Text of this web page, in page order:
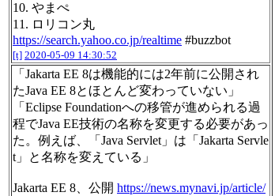
10. やまぺ
11. ロリコン丸
https://search.yahoo.co.jp/realtime #buzzbot
[t] 2020-05-09 14:30:52
「Jakarta EE 8は機能的には2年前に公開され
たJava EE 8とほとんど変わっていない」
「Eclipse Foundationへの移管が進められる過
程でJava EE技術の名称を変更する必要があっ
た。例えば、「Java Servlet」は「Jakarta Servle
t」と名称を変えている」
Jakarta EE 8、公開 https://news.mynavi.jp/article/